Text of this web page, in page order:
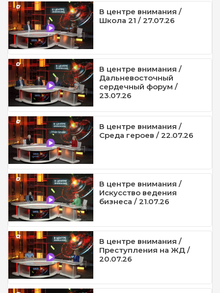
В центре внимания /
Школа 21 / 27.07.26
В центре внимания /
Дальневосточный
сердечный форум /
23.07.26
В центре внимания /
Среда героев / 22.07.26
В центре внимания /
Искусство ведения
бизнеса / 21.07.26
В центре внимания /
Преступления на ЖД /
20.07.26